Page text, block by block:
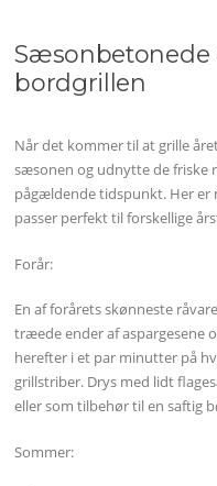
Sæsonbetonede
bordgrillen
Når det kommer til at grille
sæsonen og udnytte de friske
pågældende tidspunkt. Her
passer perfekt til forskellige
Forår:
En af forårets skønneste
træede ender af aspargesene
herefter i et par minutter på
grillstriber. Drys med lidt
eller som tilbehør til en saftig
Sommer: